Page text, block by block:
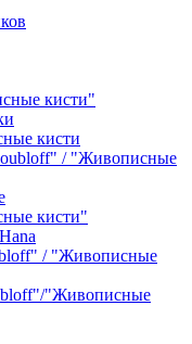
кисти"
кисти
/ "Живописные
кисти"
/ "Живописные
"Живописные